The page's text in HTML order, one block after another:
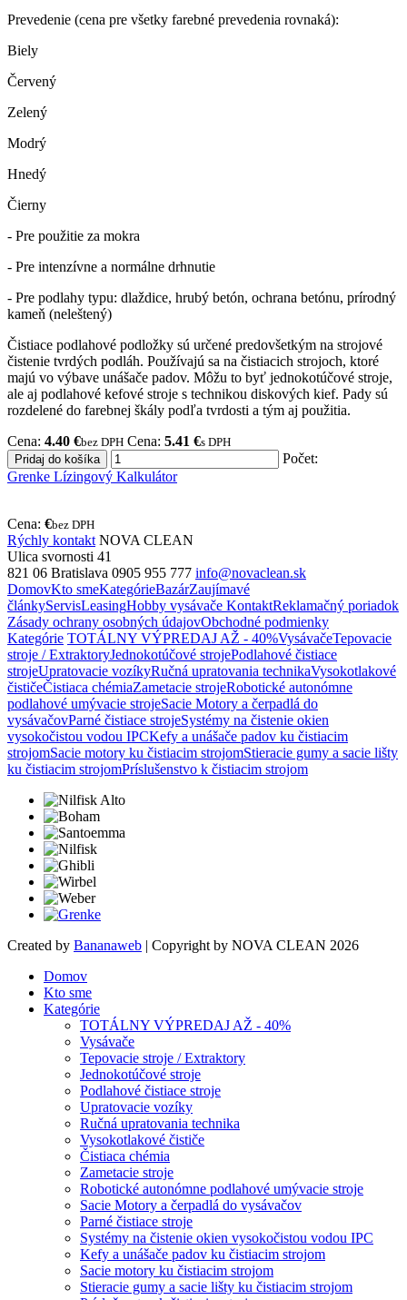
Prevedenie (cena pre všetky farebné prevedenia rovnaká):
Biely
Červený
Zelený
Modrý
Hnedý
Čierny
- Pre použitie za mokra
- Pre intenzívne a normálne drhnutie
- Pre podlahy typu: dlaždice, hrubý betón, ochrana betónu, prírodný
kameň (neleštený)
Čistiace podlahové podložky sú určené predovšetkým na strojové
čistenie tvrdých podláh. Používajú sa na čistiacich strojoch, ktoré
majú vo výbave unášače padov. Môžu to byť jednokotúčové stroje,
ale aj podlahové kefové stroje s technikou diskových kief. Pady sú
rozdelené do farebnej škály podľa tvrdosti a tým aj použitia.
Cena: 4.40 €bez DPH Cena: 5.41 €s DPH
Počet:
Grenke Lízingový Kalkulátor
Cena: €bez DPH
Rýchly kontakt NOVA CLEAN
Ulica svornosti 41
821 06 Bratislava 0905 955 777 info@novaclean.sk
DomovKto smeKategórieBazárZaujímavé
článkyServisLeasingHobby vysávače KontaktReklamačný poriadok
Zásady ochrany osobných údajovObchodné podmienky
Kategórie TOTÁLNY VÝPREDAJ AŽ - 40%VysávačeTepovacie
stroje / ExtraktoryJednokotúčové strojePodlahové čistiace
strojeUpratovacie vozíkyRučná upratovania technikaVysokotlakové
čističeČistiaca chémiaZametacie strojeRobotické autonómne
podlahové umývacie strojeSacie Motory a čerpadlá do
vysávačovParné čistiace strojeSystémy na čistenie okien
vysokočistou vodou IPCKefy a unášače padov ku čistiacim
strojomSacie motory ku čistiacim strojomStieracie gumy a sacie lišty
ku čistiacim strojomPríslušenstvo k čistiacim strojom
Created by Bananaweb | Copyright by NOVA CLEAN 2026
Domov
Kto sme
Kategórie
TOTÁLNY VÝPREDAJ AŽ - 40%
Vysávače
Tepovacie stroje / Extraktory
Jednokotúčové stroje
Podlahové čistiace stroje
Upratovacie vozíky
Ručná upratovania technika
Vysokotlakové čističe
Čistiaca chémia
Zametacie stroje
Robotické autonómne podlahové umývacie stroje
Sacie Motory a čerpadlá do vysávačov
Parné čistiace stroje
Systémy na čistenie okien vysokočistou vodou IPC
Kefy a unášače padov ku čistiacim strojom
Sacie motory ku čistiacim strojom
Stieracie gumy a sacie lišty ku čistiacim strojom